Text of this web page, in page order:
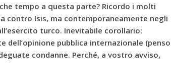
tempo a questa parte? Ricordo i molti
contro Isis, ma contemporaneamente negli
turco. Inevitabile corollario:
pubblica internazionale (penso
condanne. Perché, a vostro avviso,